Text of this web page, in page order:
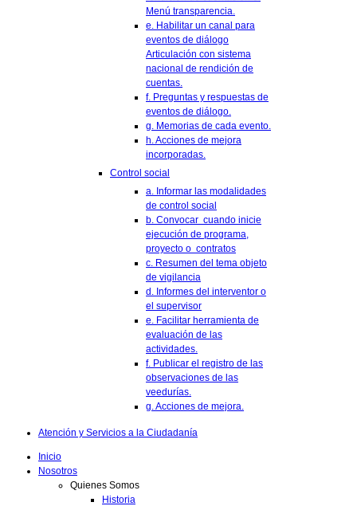
Menú transparencia.
e. Habilitar un canal para
eventos de diálogo
Articulación con sistema
nacional de rendición de
cuentas.
f. Preguntas y respuestas de
eventos de diálogo.
g. Memorias de cada evento.
h. Acciones de mejora
incorporadas.
Control social
a. Informar las modalidades
de control social
b. Convocar cuando inicie
ejecución de programa,
proyecto o contratos
c. Resumen del tema objeto
de vigilancia
d. Informes del interventor o
el supervisor
e. Facilitar herramienta de
evaluación de las
actividades.
f. Publicar el registro de las
observaciones de las
veedurías.
g. Acciones de mejora.
Atención y Servicios a la Ciudadanía
Inicio
Nosotros
Quienes Somos
Historia